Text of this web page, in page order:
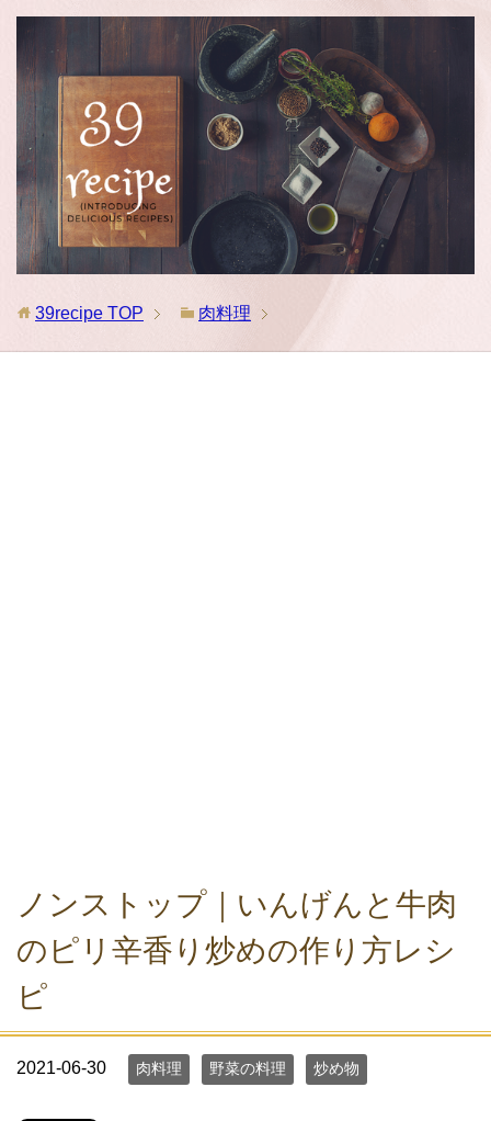
39recipe TOP 肉料理
ノンストップ｜いんげんと牛肉
のピリ辛香り炒めの作り方レシ
ピ
2021-06-30 肉料理 野菜の料理 炒め物